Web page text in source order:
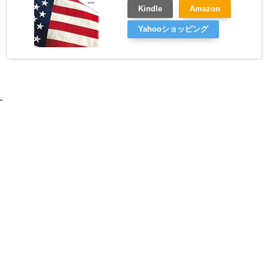
Kindle Amazon
Yahooショッピング